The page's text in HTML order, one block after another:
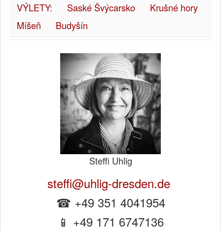
VÝLETY:
Saské Švýcarsko
Krušné hory
Míšeň
Budyšín
Steffi Uhlig
steffi@uhlig-dresden.de
☎ +49 351 4041954
📱 +49 171 6747136